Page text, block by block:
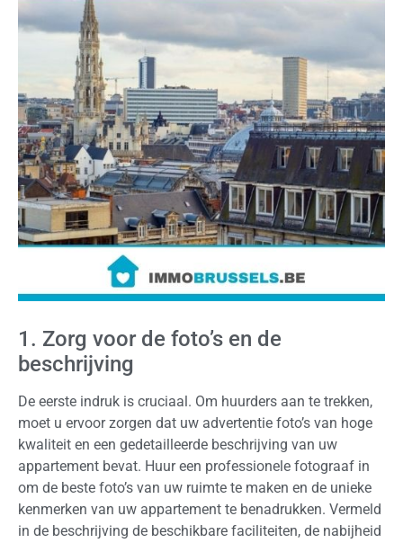
1. Zorg voor de foto’s en de
beschrijving
De eerste indruk is cruciaal. Om huurders aan te trekken,
moet u ervoor zorgen dat uw advertentie foto’s van hoge
kwaliteit en een gedetailleerde beschrijving van uw
appartement bevat. Huur een professionele fotograaf in
om de beste foto’s van uw ruimte te maken en de unieke
kenmerken van uw appartement te benadrukken. Vermeld
in de beschrijving de beschikbare faciliteiten, de nabijheid